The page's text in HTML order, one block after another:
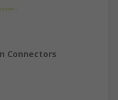
Connectors